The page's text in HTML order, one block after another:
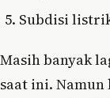
Subdisi
Masih banyak
saat ini. Namun